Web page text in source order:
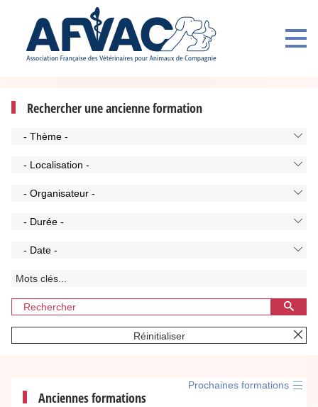
Rechercher une ancienne formation
- Thème -
- Localisation -
- Organisateur -
- Durée -
- Date -
Rechercher
Réinitialiser
Anciennes formations
Prochaines formations